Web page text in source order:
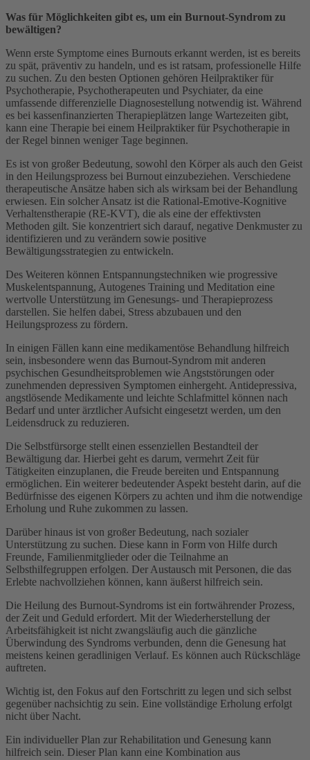
Was für Möglichkeiten gibt es, um ein Burnout-Syndrom zu
bewältigen?
Wenn erste Symptome eines Burnouts erkannt werden, ist es bereits
zu spät, präventiv zu handeln, und es ist ratsam, professionelle Hilfe
zu suchen. Zu den besten Optionen gehören Heilpraktiker für
Psychotherapie, Psychotherapeuten und Psychiater, da eine
umfassende differenzielle Diagnosestellung notwendig ist. Während
es bei kassenfinanzierten Therapieplätzen lange Wartezeiten gibt,
kann eine Therapie bei einem Heilpraktiker für Psychotherapie in
der Regel binnen weniger Tage beginnen.
Es ist von großer Bedeutung, sowohl den Körper als auch den Geist
in den Heilungsprozess bei Burnout einzubeziehen. Verschiedene
therapeutische Ansätze haben sich als wirksam bei der Behandlung
erwiesen. Ein solcher Ansatz ist die Rational-Emotive-Kognitive
Verhaltenstherapie (RE-KVT), die als eine der effektivsten
Methoden gilt. Sie konzentriert sich darauf, negative Denkmuster zu
identifizieren und zu verändern sowie positive
Bewältigungsstrategien zu entwickeln.
Des Weiteren können Entspannungstechniken wie progressive
Muskelentspannung, Autogenes Training und Meditation eine
wertvolle Unterstützung im Genesungs- und Therapieprozess
darstellen. Sie helfen dabei, Stress abzubauen und den
Heilungsprozess zu fördern.
In einigen Fällen kann eine medikamentöse Behandlung hilfreich
sein, insbesondere wenn das Burnout-Syndrom mit anderen
psychischen Gesundheitsproblemen wie Angststörungen oder
zunehmenden depressiven Symptomen einhergeht. Antidepressiva,
angstlösende Medikamente und leichte Schlafmittel können nach
Bedarf und unter ärztlicher Aufsicht eingesetzt werden, um den
Leidensdruck zu reduzieren.
Die Selbstfürsorge stellt einen essenziellen Bestandteil der
Bewältigung dar. Hierbei geht es darum, vermehrt Zeit für
Tätigkeiten einzuplanen, die Freude bereiten und Entspannung
ermöglichen. Ein weiterer bedeutender Aspekt besteht darin, auf die
Bedürfnisse des eigenen Körpers zu achten und ihm die notwendige
Erholung und Ruhe zukommen zu lassen.
Darüber hinaus ist von großer Bedeutung, nach sozialer
Unterstützung zu suchen. Diese kann in Form von Hilfe durch
Freunde, Familienmitglieder oder die Teilnahme an
Selbsthilfegruppen erfolgen. Der Austausch mit Personen, die das
Erlebte nachvollziehen können, kann äußerst hilfreich sein.
Die Heilung des Burnout-Syndroms ist ein fortwährender Prozess,
der Zeit und Geduld erfordert. Mit der Wiederherstellung der
Arbeitsfähigkeit ist nicht zwangsläufig auch die gänzliche
Überwindung des Syndroms verbunden, denn die Genesung hat
meistens keinen geradlinigen Verlauf. Es können auch Rückschläge
auftreten.
Wichtig ist, den Fokus auf den Fortschritt zu legen und sich selbst
gegenüber nachsichtig zu sein. Eine vollständige Erholung erfolgt
nicht über Nacht.
Ein individueller Plan zur Rehabilitation und Genesung kann
hilfreich sein. Dieser Plan kann eine Kombination aus